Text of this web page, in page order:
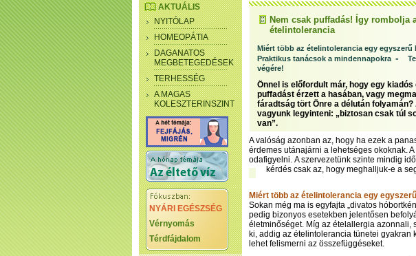
AKTUÁLIS
NYITÓLAP
HOMEOPÁTIA
DAGANATOS
MEGBETEGEDÉSEK
TERHESSÉG
A MAGAS
KOLESZTERINSZINT
NYÁRI EGÉSZSÉG
Vérnyomás
Térdfájdalom
Nem csak puffadás! Így rombolja
ételintolerancia
Miért több az ételintolerancia egy egyszerű
Praktikus tanácsok a mindennapokra -
végére!
Önnel is előfordult már, hogy egy
puffadást érzett a hasában, vagy
fáradtság tört Önre a délután
vagyunk legyinteni: „biztosan csak túl
van”.
A valóság azonban az, hogy ha ezek a
érdemes utánajárni a lehetséges okoknak.
odafigyelni. A szervezetünk szinte mindig
kérdés csak az, hogy meghalljuk-e a
Miért több az ételintolerancia egy
Sokan még ma is egyfajta „divatos
pedig bizonyos esetekben jelentősen
életminőséget. Míg az ételallergia azonnali,
ki, addig az ételintolerancia tünetei gyakran
lehet felismerni az összefüggéseket.